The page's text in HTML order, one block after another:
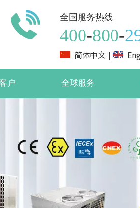
全国服务热线
400-800-
简体中文 |
户 全球服务